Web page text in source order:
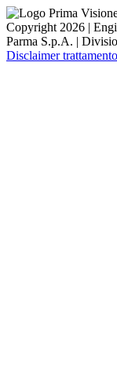
Copyright 2026 |
Parma S.p.A. |
Disclaimer